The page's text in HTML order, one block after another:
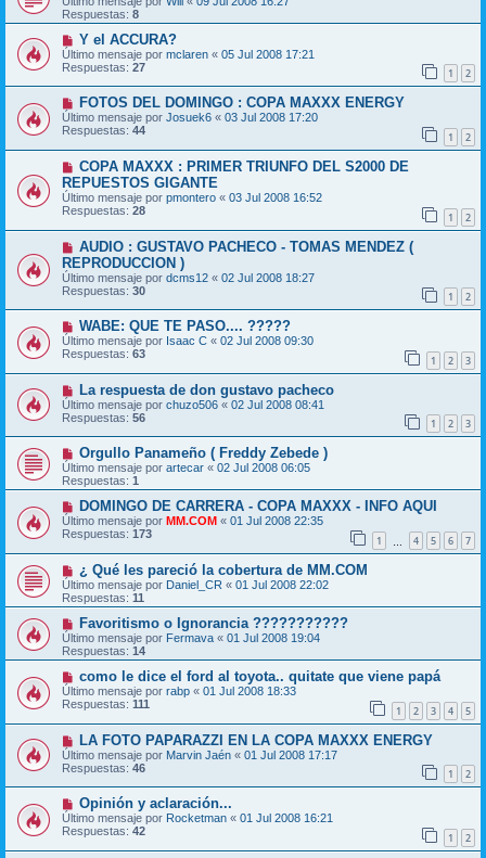
Respuestas: 8
Y el ACCURA?
Último mensaje por mclaren « 05 Jul 2008 17:21
Respuestas: 27 1 2
FOTOS DEL DOMINGO : COPA MAXXX ENERGY
Último mensaje por Josuek6 « 03 Jul 2008 17:20
Respuestas: 44 1 2
COPA MAXXX : PRIMER TRIUNFO DEL S2000 DE
REPUESTOS GIGANTE
Último mensaje por pmontero « 03 Jul 2008 16:52
Respuestas: 28 1 2
AUDIO : GUSTAVO PACHECO - TOMAS MENDEZ (
REPRODUCCION )
Último mensaje por dcms12 « 02 Jul 2008 18:27
Respuestas: 30 1 2
WABE: QUE TE PASO.... ?????
Último mensaje por Isaac C « 02 Jul 2008 09:30
Respuestas: 63 1 2 3
La respuesta de don gustavo pacheco
Último mensaje por chuzo506 « 02 Jul 2008 08:41
Respuestas: 56 1 2 3
Orgullo Panameño ( Freddy Zebede )
Último mensaje por artecar « 02 Jul 2008 06:05
Respuestas: 1
DOMINGO DE CARRERA - COPA MAXXX - INFO AQUI
Último mensaje por MM.COM « 01 Jul 2008 22:35
Respuestas: 173 1 4 5 6 7
¿ Qué les pareció la cobertura de MM.COM
Último mensaje por Daniel_CR « 01 Jul 2008 22:02
Respuestas: 11
Favoritismo o Ignorancia ???????????
Último mensaje por Fermava « 01 Jul 2008 19:04
Respuestas: 14
como le dice el ford al toyota.. quitate que viene papá
Último mensaje por rabp « 01 Jul 2008 18:33
Respuestas: 111 1 2 3 4 5
LA FOTO PAPARAZZI EN LA COPA MAXXX ENERGY
Último mensaje por Marvin Jaén « 01 Jul 2008 17:17
Respuestas: 46 1 2
Opinión y aclaración...
Último mensaje por Rocketman « 01 Jul 2008 16:21
Respuestas: 42 1 2